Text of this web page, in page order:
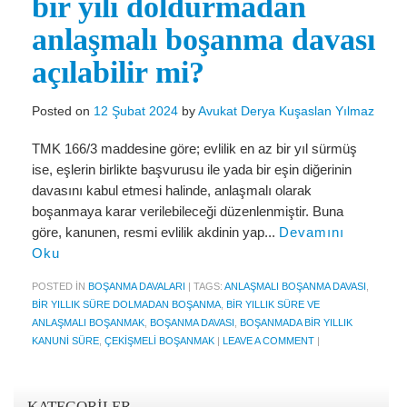
Miras Hukuku
İcra Ve İflas Hukuku
Gayrimenkul hukuku
Ticaret Hukuku
İdare ve Vergi Hukuku
Basında Derya Kuşaslan
HESAPLAMA ARAÇLARI
İhbar Tazminatı Hesaplama
Kıdem Tazminatı Hesaplama
Fazla Mesai Hesaplama
bir yılı doldurmadan
anlaşmalı boşanma davası
açılabilir mi?
Posted on 12 Şubat 2024 byAvukat Derya Kuşaslan Yılmaz
TMK 166/3 maddesine göre; evlilik en az bir yıl sürmüş
ise, eşlerin birlikte başvurusu ile yada bir eşin diğerinin
davasını kabul etmesi halinde, anlaşmalı olarak
boşanmaya karar verilebileceği düzenlenmiştir. Buna
göre, kanunen, resmi evlilik akdinin yap... Devamını
Oku
POSTED IN BOŞANMA DAVALARI | TAGS: ANLAŞMALI BOŞANMA DAVASI
BIR YILLIK SÜRE DOLMADAN BOŞANMA BIR YILLIK SÜRE VE
ANLAŞMALI BOŞANMAK BOŞANMA DAVASI BOŞANMADA BIR YILLIK
KANUNI SÜRE ÇEKIŞMELI BOŞANMAK | LEAVE A COMMENT |